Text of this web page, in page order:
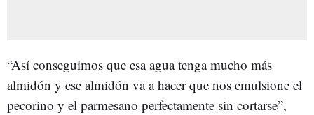
“Así conseguimos que esa agua tenga mucho más
almidón y ese almidón va a hacer que nos emulsione el
pecorino y el parmesano perfectamente sin cortarse”,